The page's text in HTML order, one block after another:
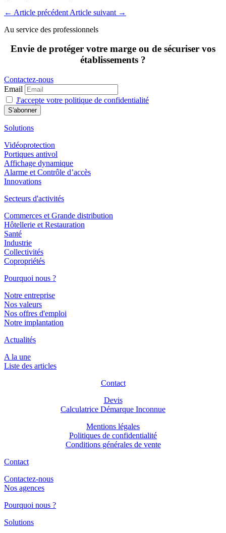
← Article précédent Article suivant →
Au service des professionnels
Envie de protéger votre marge ou de sécuriser vos
établissements ?
Contactez-nous
Email
J'accepte votre politique de confidentialité
Solutions
Vidéoprotection
Portiques antivol
Affichage dynamique
Alarme et Contrôle d’accès
Innovations
Secteurs d'activités
Commerces et Grande distribution
Hôtellerie et Restauration
Santé
Industrie
Collectivités
Copropriétés
Pourquoi nous ?
Notre entreprise
Nos valeurs
Nos offres d'emploi
Notre implantation
Actualités
A la une
Liste des articles
Contact
Devis
Calculatrice Démarque Inconnue
Mentions légales
Politiques de confidentialité
Conditions générales de vente
Contact
Contactez-nous
Nos agences
Pourquoi nous ?
Solutions